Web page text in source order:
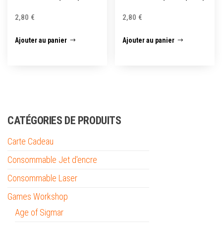
2,80 €
Ajouter au panier
2,80 €
Ajouter au panier
CATÉGORIES DE PRODUITS
Carte Cadeau
Consommable Jet d'encre
Consommable Laser
Games Workshop
Age of Sigmar